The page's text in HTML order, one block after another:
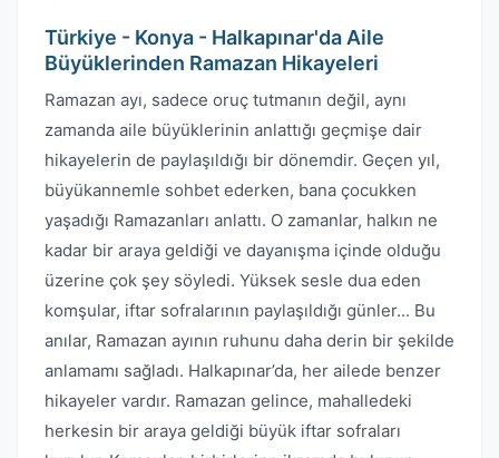
Türkiye - Konya - Halkapınar'da Aile
Büyüklerinden Ramazan Hikayeleri
Ramazan ayı, sadece oruç tutmanın değil, aynı
zamanda aile büyüklerinin anlattığı geçmişe dair
hikayelerin de paylaşıldığı bir dönemdir. Geçen yıl,
büyükannemle sohbet ederken, bana çocukken
yaşadığı Ramazanları anlattı. O zamanlar, halkın ne
kadar bir araya geldiği ve dayanışma içinde olduğu
üzerine çok şey söyledi. Yüksek sesle dua eden
komşular, iftar sofralarının paylaşıldığı günler... Bu
anılar, Ramazan ayının ruhunu daha derin bir şekilde
anlamamı sağladı. Halkapınar’da, her ailede benzer
hikayeler vardır. Ramazan gelince, mahalledeki
herkesin bir araya geldiği büyük iftar sofraları